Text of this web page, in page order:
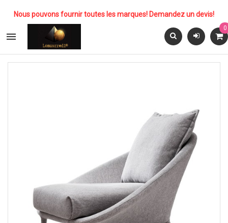
Nous pouvons fournir toutes les marques! Demandez un devis!

0